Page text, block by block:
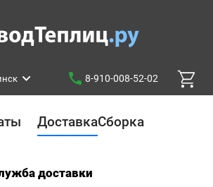
8-910-008-52-02
ДоставкаСборка
доставки